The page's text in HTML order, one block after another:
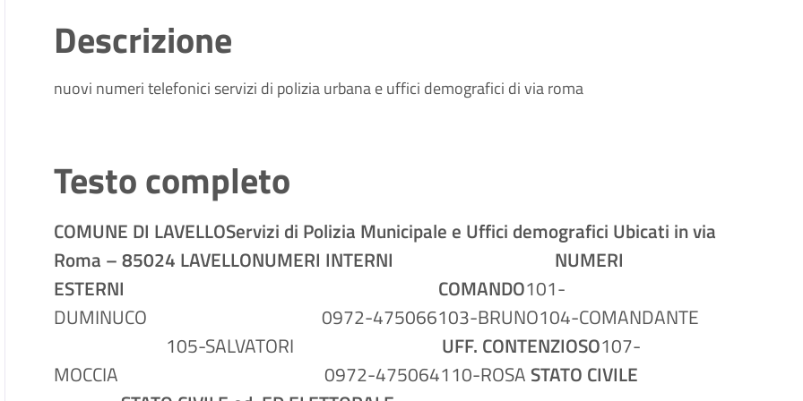
Descrizione
nuovi numeri telefonici servizi di polizia urbana e uffici demografici di via roma
Testo completo
COMUNE DI LAVELLOServizi di Polizia Municipale e Uffici demografici Ubicati in via
Roma – 85024 LAVELLONUMERI INTERNI NUMERI
ESTERNI COMANDO101-
DUMINUCO 0972-475066103-BRUNO104-COMANDANTE
105-SALVATORI UFF. CONTENZIOSO107-
MOCCIA 0972-475064110-ROSA STATO CIVILE